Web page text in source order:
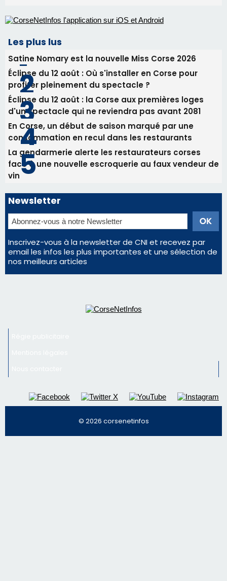
Alata - Soirée Tango Argentin au stade de San
Benedetto
05/08/2026 09:53
Biguglia : messe de la Sainte-Marie et
procession le 14 août
Les plus lus
Satine Nomary est la nouvelle Miss Corse 2026
Éclipse du 12 août : Où s'installer en Corse pour
profiter pleinement du spectacle ?
Éclipse du 12 août : la Corse aux premières loges
d'un spectacle qui ne reviendra pas avant 2081
En Corse, un début de saison marqué par une
consommation en recul dans les restaurants
La gendarmerie alerte les restaurateurs corses
face à une nouvelle escroquerie au faux vendeur de